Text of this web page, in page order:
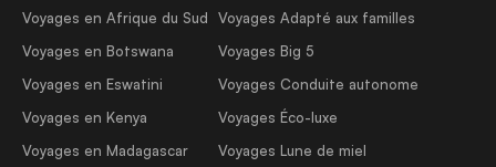
Voyages en Afrique du Sud
Voyages en Botswana
Voyages en Eswatini
Voyages en Kenya
Voyages en Madagascar
Voyages Adapté aux familles
Voyages Big 5
Voyages Conduite autonome
Voyages Éco-luxe
Voyages Lune de miel